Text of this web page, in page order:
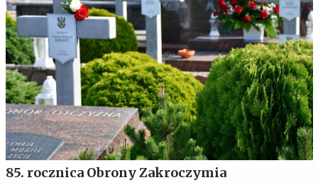
85. rocznica Obrony Zakroczymia